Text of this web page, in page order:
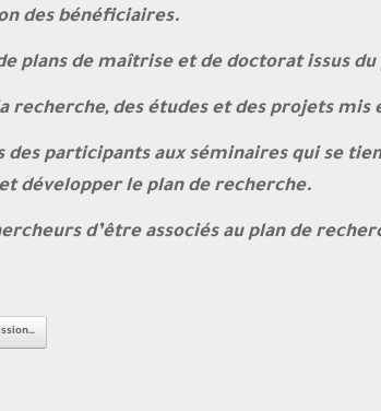
des bénéficiaires.
plans de maîtrise et de doctorat issus
recherche, des études et des projets
des participants aux séminaires qui se
développer le plan de recherche.
d’être associés au plan de